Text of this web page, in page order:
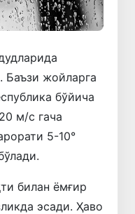
Баъзи жойларга
бўйича
м/с гача
5-10°
билан ёмғир
эсади. Ҳаво